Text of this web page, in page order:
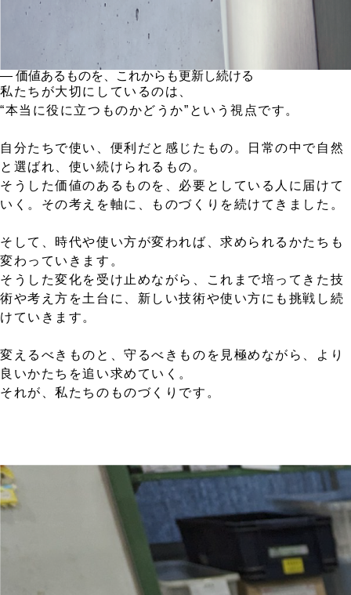
― 価値あるものを、これからも更新し続ける
私たちが大切にしているのは、
“本当に役に立つものかどうか”という視点です。
自分たちで使い、便利だと感じたもの。日常の中で自然
と選ばれ、使い続けられるもの。
そうした価値のあるものを、必要としている人に届けて
いく。その考えを軸に、ものづくりを続けてきました。
そして、時代や使い方が変われば、求められるかたちも
変わっていきます。
そうした変化を受け止めながら、これまで培ってきた技
術や考え方を土台に、新しい技術や使い方にも挑戦し続
けていきます。
変えるべきものと、守るべきものを見極めながら、より
良いかたちを追い求めていく。
それが、私たちのものづくりです。